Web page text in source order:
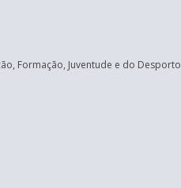
Formação, Juventude e do